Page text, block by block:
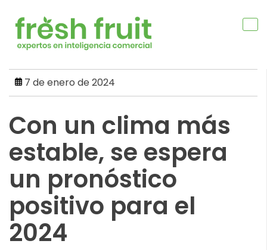
content
7 de enero de 2024
Con un clima más
estable, se espera
un pronóstico
positivo para el
2024